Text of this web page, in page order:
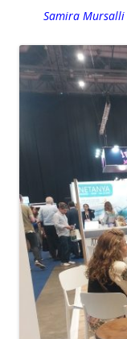
Samira Mursalli